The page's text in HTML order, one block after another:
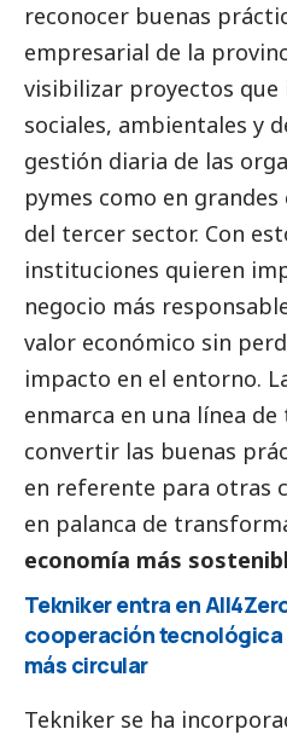
reconocer buenas
empresarial de la
visibilizar proyectos
sociales, ambientales y
gestión diaria de las
pymes como en grandes
del tercer sector. Con
instituciones quieren
negocio más
valor económico sin
impacto en el entorno.
enmarca en una línea
convertir las buenas
en referente para otras
en palanca de
economía más
Tekniker entra en
cooperación tecnológica
más circular
Tekniker se ha